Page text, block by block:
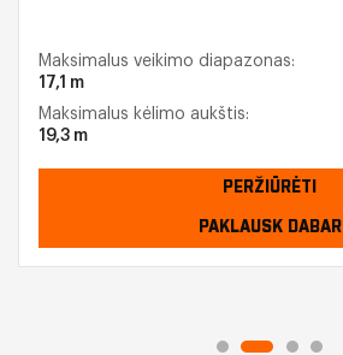
Maksimalus veikimo diapazonas:
17,1 m
Maksimalus kėlimo aukštis:
19,3 m
PERŽIŪRĖTI
PAKLAUSK DABAR